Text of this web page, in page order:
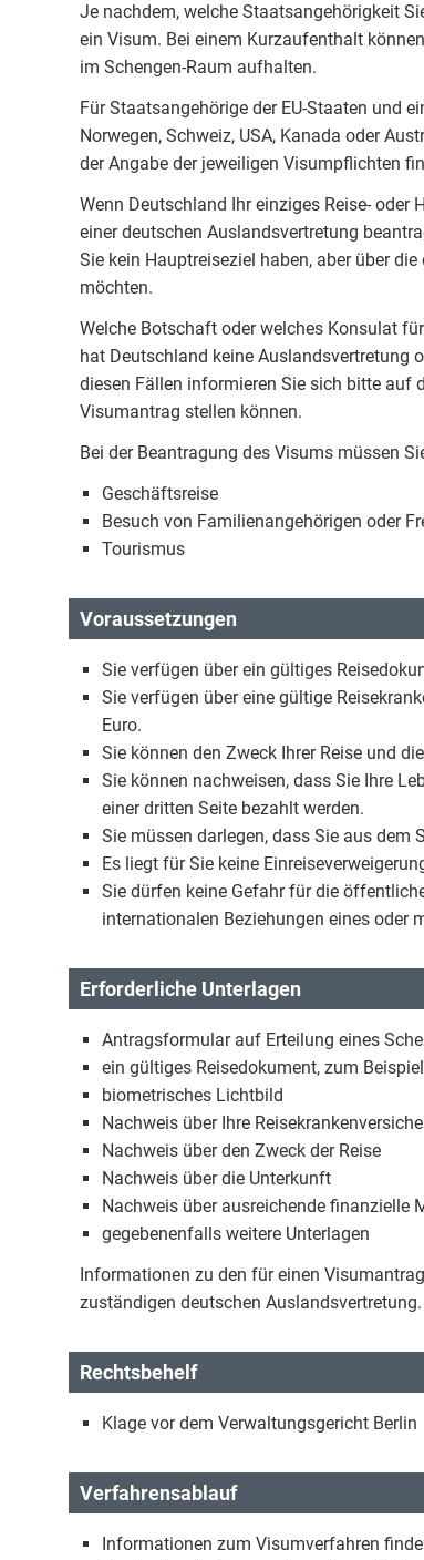
Je nachdem, welche Staatsangehörigkeit
ein Visum. Bei einem Kurzaufenthalt
im Schengen-Raum aufhalten.
Für Staatsangehörige der EU-Staaten und
Norwegen, Schweiz, USA, Kanada oder
der Angabe der jeweiligen Visumpflichten
Wenn Deutschland Ihr einziges Reise- oder
einer deutschen Auslandsvertretung
Sie kein Hauptreiseziel haben, aber über
möchten.
Welche Botschaft oder welches Konsulat
hat Deutschland keine Auslandsvertretung
diesen Fällen informieren Sie sich bitte auf
Visumantrag stellen können.
Bei der Beantragung des Visums müssen
Geschäftsreise
Besuch von Familienangehörigen oder
Tourismus
Voraussetzungen
Sie verfügen über ein gültiges
Sie verfügen über eine gültige
Euro.
Sie können den Zweck Ihrer Reise und
Sie können nachweisen, dass Sie Ihre
einer dritten Seite bezahlt werden.
Sie müssen darlegen, dass Sie aus dem
Es liegt für Sie keine
Sie dürfen keine Gefahr für die
internationalen Beziehungen eines oder
Erforderliche Unterlagen
Antragsformular auf Erteilung eines
ein gültiges Reisedokument, zum
biometrisches Lichtbild
Nachweis über Ihre
Nachweis über den Zweck der Reise
Nachweis über die Unterkunft
Nachweis über ausreichende finanzielle
gegebenenfalls weitere Unterlagen
Informationen zu den für einen
zuständigen deutschen Auslandsvertretung.
Rechtsbehelf
Klage vor dem Verwaltungsgericht Berlin
Verfahrensablauf
Informationen zum Visumverfahren